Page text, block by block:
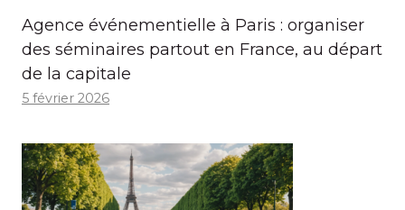
Agence événementielle à Paris : organiser
des séminaires partout en France, au départ
de la capitale
5 février 2026